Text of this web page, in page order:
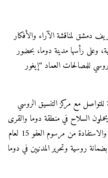
دمشق لمناقشة الآراء والأفكار
وعلى رأسها مدينة دوما، بحضور
للمصالحات العماد “إيغور
مع مركز التنسيق الروسي
السلاح في منطقة دوما والقرى
المحيطة بهدف تسليم سلاحهم والعودة إلى “حضن الوطن” والاستفادة من مرسوم العفو 15 لعام
روسية وتحرير المدنيين في دوما